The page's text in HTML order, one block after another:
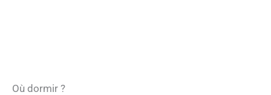
Où dormir ?